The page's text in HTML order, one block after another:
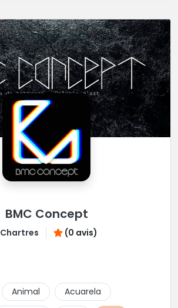
BMC Concept
Chartres (0 avis)
Animal
Acuarela